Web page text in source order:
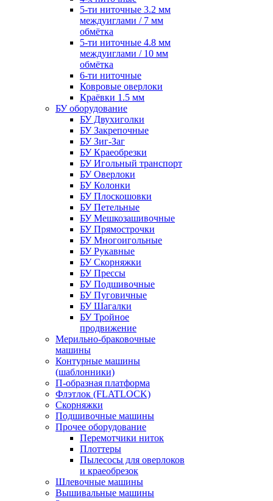
5-ти ниточные 3.2 мм
междуиглами / 7 мм
обмётка
5-ти ниточные 4.8 мм
междуиглами / 10 мм
обмётка
6-ти ниточные
Ковровые оверлоки
Краёвки 1.5 мм
БУ оборудование
БУ Двухиголки
БУ Закрепочные
БУ Зиг-Заг
БУ Краеобрезки
БУ Игольный транспорт
БУ Оверлоки
БУ Колонки
БУ Плоскошовки
БУ Петельные
БУ Мешкозашивочные
БУ Прямострочки
БУ Многоигольные
БУ Рукавные
БУ Скорняжки
БУ Прессы
БУ Подшивочные
БУ Пуговичные
БУ Шагалки
БУ Тройное
продвижение
Мерильно-браковочные
машины
Контурные машины
(шаблонники)
П-образная платформа
Флэтлок (FLATLOCK)
Скорняжки
Подшивочные машины
Прочее оборудование
Перемотчики ниток
Плоттеры
Пылесосы для оверлоков
и краеобрезок
Шлевочные машины
Вышивальные машины